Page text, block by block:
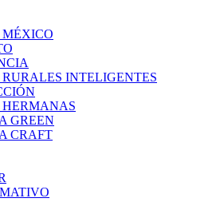
INTELIGENTES
GREEN
CRAFT